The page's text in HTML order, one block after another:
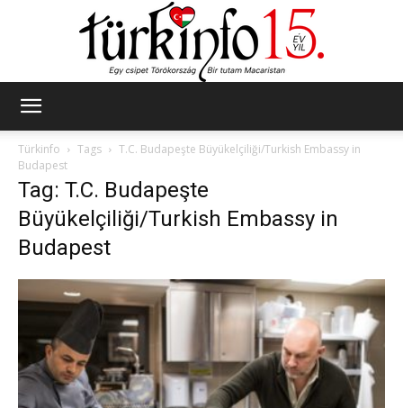
Türkinfo
Tags
T.C. Budapeşte Büyükelçiliği/Turkish Embassy in
Budapest
Tag: T.C. Budapeşte
Büyükelçiliği/Turkish Embassy in
Budapest